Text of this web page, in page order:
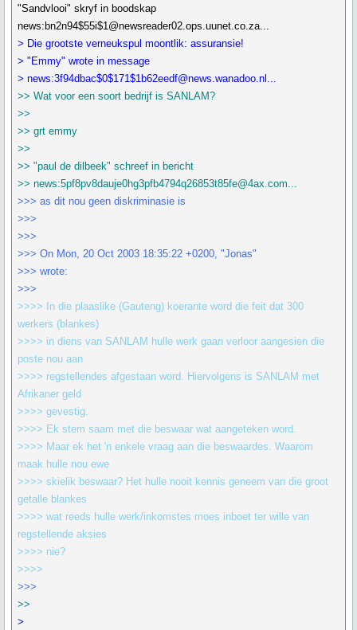
"Sandvlooi" skryf in boodskap
news:bn2n94$55i$1@newsreader02.ops.uunet.co.za...
> Die grootste verneukspul moontlik: assuransie!
> "Emmy" wrote in message
> news:3f94dbac$0$171$1b62eedf@news.wanadoo.nl...
>> Wat voor een soort bedrijf is SANLAM?
>>
>> grt emmy
>>
>> "paul de dilbeek" schreef in bericht
>> news:5pf8pv8dauje0hg3pfb4794q26853t85fe@4ax.com...
>>> as dit nou geen diskriminasie is
>>>
>>>
>>> On Mon, 20 Oct 2003 18:35:22 +0200, "Jonas"
>>> wrote:
>>>
>>>> In die plaaslike (Gauteng) koerante word die feit dat 300
werkers (blankes)
>>>> in diens van SANLAM hulle werk gaan verloor aangesien die
poste nou aan
>>>> regstellendes afgestaan word. Hiervolgens is SANLAM met
Afrikaner geld
>>>> gevestig.
>>>> Ek stem saam met die beswaar wat aangeteken word.
>>>> Maar ek het 'n enkele vraag aan die beswaardes. Waarom
maak hulle nou ewe
>>>> skielik beswaar? Het hulle nooit kennis geneem van die groot
getalle blankes
>>>> wat reeds hulle werk/inkomstes moes inboet ter wille van
regstellende aksies
>>>> nie?
>>>>
>>>
>>
>